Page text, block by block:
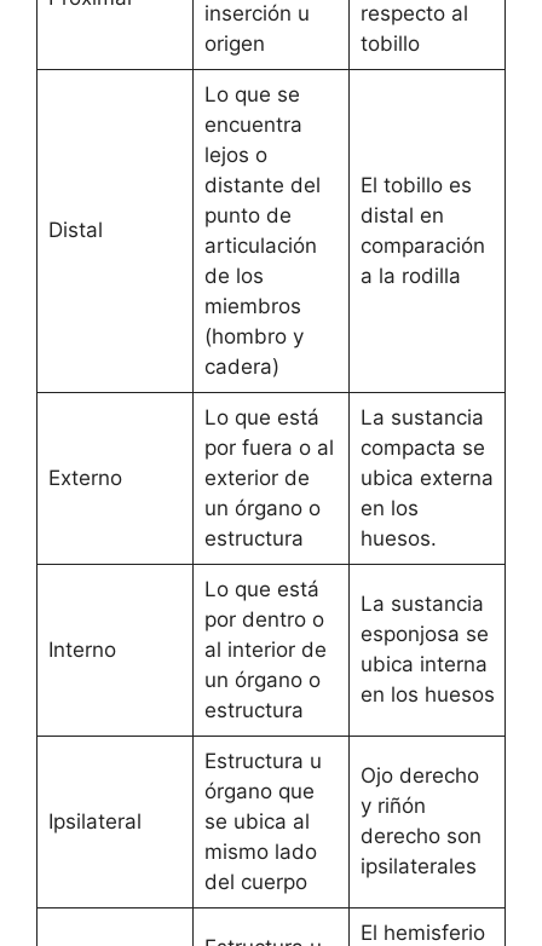
inserción u
origen
respecto al
tobillo
Distal
Lo que se
encuentra
lejos o
distante del
punto de
articulación
de los
miembros
(hombro y
cadera)
El tobillo es
distal en
comparación
a la rodilla
Externo
Lo que está
por fuera o al
exterior de
un órgano o
estructura
La sustancia
compacta se
ubica externa
en los
huesos.
Interno
Lo que está
por dentro o
al interior de
un órgano o
estructura
La sustancia
esponjosa se
ubica interna
en los huesos
Ipsilateral
Estructura u
órgano que
se ubica al
mismo lado
del cuerpo
Ojo derecho
y riñón
derecho son
ipsilaterales
El hemisferio